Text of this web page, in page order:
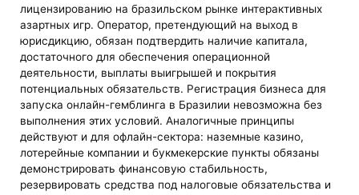
лицензированию на бразильском рынке интерактивных
азартных игр. Оператор, претендующий на выход в
юрисдикцию, обязан подтвердить наличие капитала,
достаточного для обеспечения операционной
деятельности, выплаты выигрышей и покрытия
потенциальных обязательств. Регистрация бизнеса для
запуска онлайн-гемблинга в Бразилии невозможна без
выполнения этих условий. Аналогичные принципы
действуют и для офлайн-сектора: наземные казино,
лотерейные компании и букмекерские пункты обязаны
демонстрировать финансовую стабильность,
резервировать средства под налоговые обязательства и